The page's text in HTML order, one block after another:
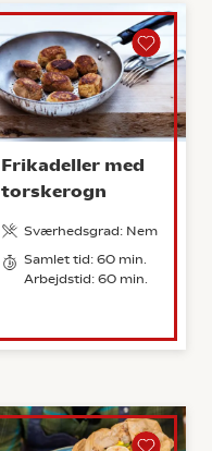
Frikadeller med
torskerogn
Sværhedsgrad: Nem
Samlet tid: 60 min.
Arbejdstid: 60 min.